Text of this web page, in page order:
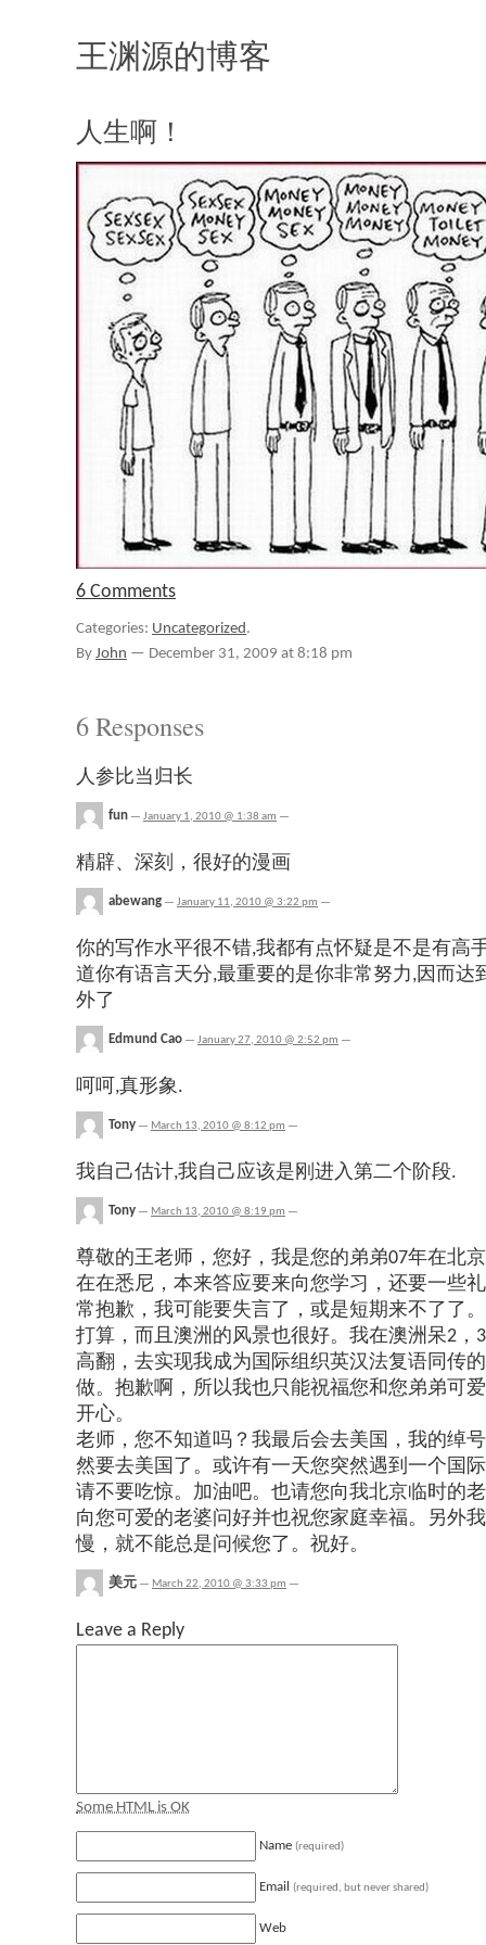
王渊源的博客
人生啊！
6 Comments
Categories: Uncategorized.
ByJohn — December 31, 2009 at 8:18 pm
6 Responses
人参比当归长
fun — January 1, 2010 @ 1:38 am —
精辟、深刻，很好的漫画
abewang — January 11, 2010 @ 3:22 pm —
你的写作水平很不错,我都有点怀疑是不是有高
道你有语言天分,最重要的是你非常努力,因而达
外了
Edmund Cao — January 27, 2010 @ 2:52 pm —
呵呵,真形象.
Tony — March 13, 2010 @ 8:12 pm —
我自己估计,我自己应该是刚进入第二个阶段.
Tony — March 13, 2010 @ 8:19 pm —
尊敬的王老师，您好，我是您的弟弟07年在北
在在悉尼，本来答应要来向您学习，还要一些
常抱歉，我可能要失言了，或是短期来不了了
打算，而且澳洲的风景也很好。我在澳洲呆2，
高翻，去实现我成为国际组织英汉法复语同传
做。抱歉啊，所以我也只能祝福您和您弟弟可
开心。
老师，您不知道吗？我最后会去美国，我的绰
然要去美国了。或许有一天您突然遇到一个国
请不要吃惊。加油吧。也请您向我北京临时的
向您可爱的老婆问好并也祝您家庭幸福。另外
慢，就不能总是问候您了。祝好。
美元 — March 22, 2010 @ 3:33 pm —
Leave a Reply
Some HTML is OK
Name (required)
Email (required, but never shared)
Web